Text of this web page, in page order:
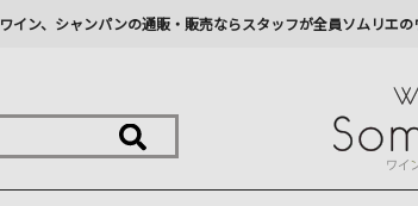
ワイン、シャンパンの通販・販売ならスタッフが全員ソムリエ